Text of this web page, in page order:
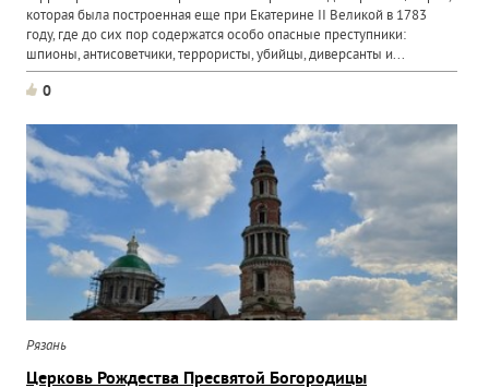
которая была построенная еще при Екатерине II Великой в 1783
году, где до сих пор содержатся особо опасные преступники:
шпионы, антисоветчики, террористы, убийцы, диверсанты и...
0
Рязань
Церковь Рождества Пресвятой Богородицы